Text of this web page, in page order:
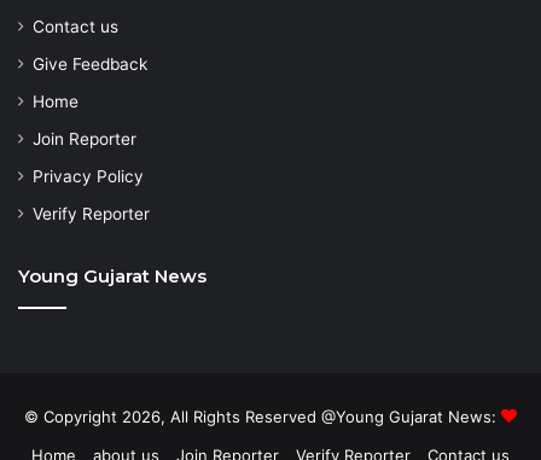
Contact us
Give Feedback
Home
Join Reporter
Privacy Policy
Verify Reporter
Young Gujarat News
© Copyright 2026, All Rights Reserved @Young Gujarat News:
Home
about us Join Reporter Verify Reporter Contact us